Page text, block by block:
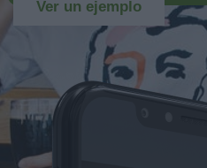
Ver un ejemplo